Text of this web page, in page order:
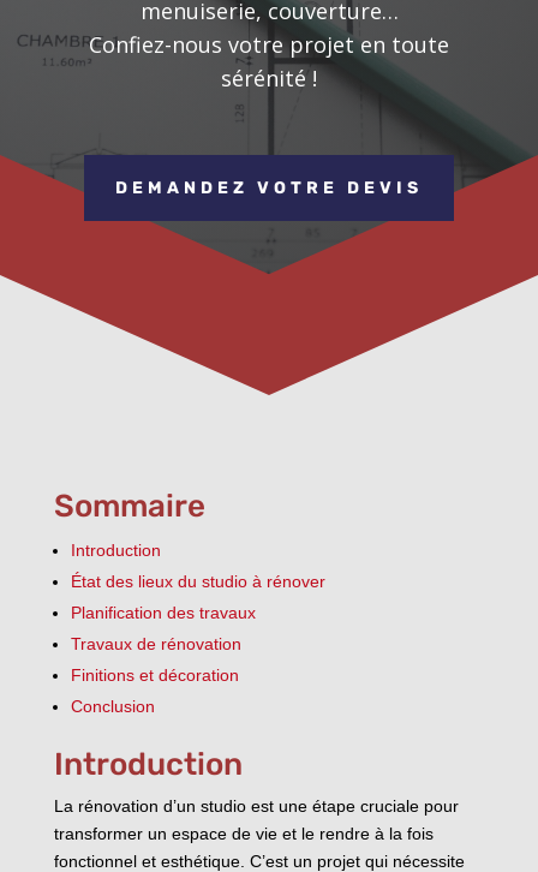
menuiserie, couverture…
Confiez-nous votre projet en toute
sérénité !
DEMANDEZ VOTRE DEVIS
Sommaire
Introduction
État des lieux du studio à rénover
Planification des travaux
Travaux de rénovation
Finitions et décoration
Conclusion
Introduction
La rénovation d’un studio est une étape cruciale pour
transformer un espace de vie et le rendre à la fois
fonctionnel et esthétique. C’est un projet qui nécessite